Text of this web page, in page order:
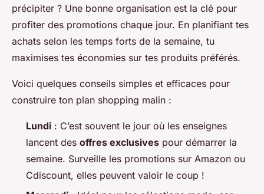
précipiter ? Une bonne organisation est la clé pour
profiter des promotions chaque jour. En planifiant tes
achats selon les temps forts de la semaine, tu
maximises tes économies sur tes produits préférés.
Voici quelques conseils simples et efficaces pour
construire ton plan shopping malin :
Lundi : C’est souvent le jour où les enseignes
lancent des offres exclusives pour démarrer la
semaine. Surveille les promotions sur Amazon ou
Cdiscount, elles peuvent valoir le coup !